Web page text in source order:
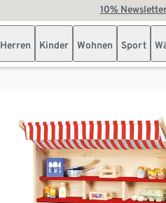
10%
Herren Kinder Wohnen Sport